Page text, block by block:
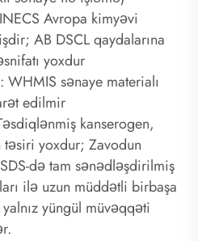
Avropa kimyəvi
AB DSCL qaydalarına
yoxdur
WHMIS sənaye materialı
edilmir
kanserogen,
təsiri yoxdur; Zavodun
də tam sənədləşdirilmiş
ilə uzun müddətli birbaşa
yüngül müvəqqəti